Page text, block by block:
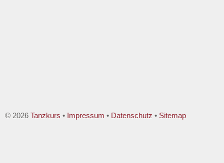
© 2026 Tanzkurs • Impressum • Datenschutz • Sitemap